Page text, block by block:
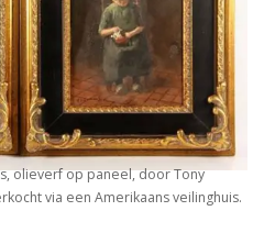
olieverf op paneel, door Tony
via een Amerikaans veilinghuis.